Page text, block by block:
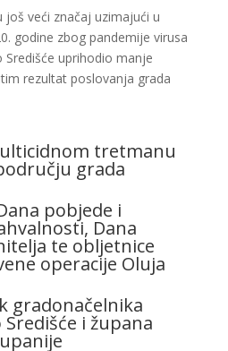
veći značaj uzimajući u
godine zbog pandemije virusa
Središće uprihodio manje
rezultat poslovanja grada
tretmanu
grada
pobjede i
Dana
te obljetnice
operacije Oluja
gradonačelnika
i župana